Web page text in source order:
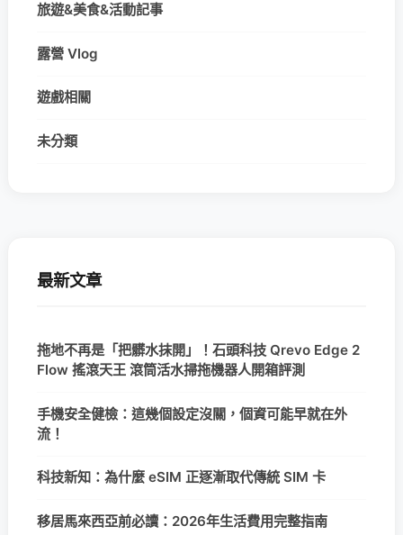
旅遊&美食&活動記事
露營 Vlog
遊戲相關
未分類
最新文章
拖地不再是「把髒水抹開」！石頭科技 Qrevo Edge 2
Flow 搖滾天王 滾筒活水掃拖機器人開箱評測
手機安全健檢：這幾個設定沒關，個資可能早就在外
流！
科技新知：為什麼 eSIM 正逐漸取代傳統 SIM 卡
移居馬來西亞前必讀：2026年生活費用完整指南